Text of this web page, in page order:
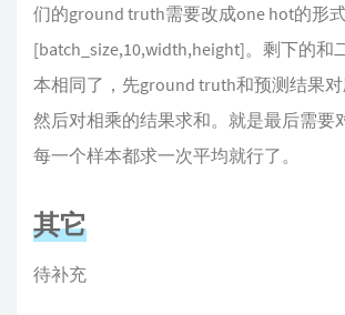
们的ground truth需要改成one hot的形
[batch_size,10,width,height]。剩下的和
本相同了，先ground truth和预测结果对
然后对相乘的结果求和。就是最后需要
每一个样本都求一次平均就行了。
其它
待补充